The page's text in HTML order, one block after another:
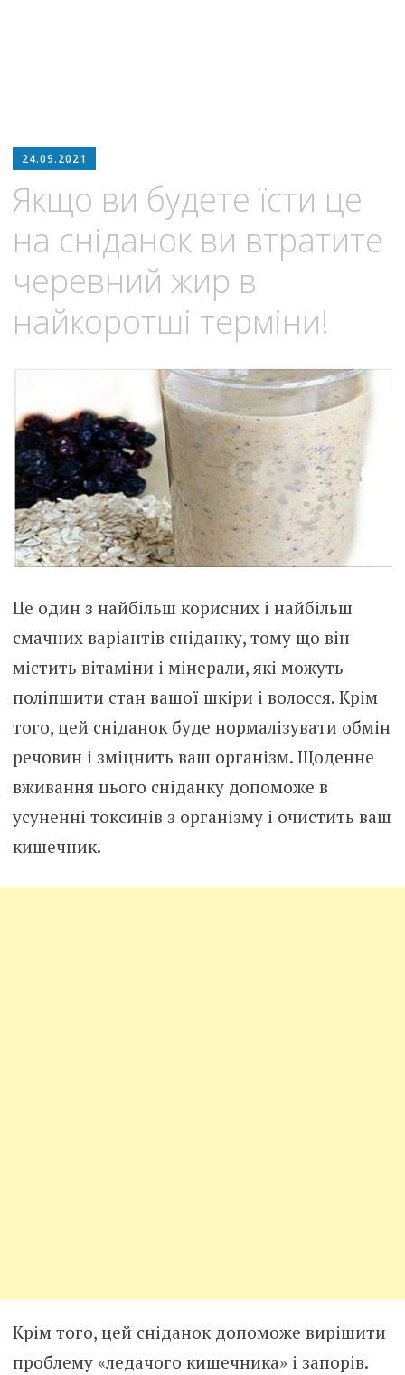
24.09.2021
Якщо ви будете їсти це
на сніданок ви втратите
черевний жир в
найкоротші терміни!
Це один з найбільш корисних і найбільш
смачних варіантів сніданку, тому що він
містить вітаміни і мінерали, які можуть
поліпшити стан вашої шкіри і волосся. Крім
того, цей сніданок буде нормалізувати обмін
речовин і зміцнить ваш організм. Щоденне
вживання цього сніданку допоможе в
усуненні токсинів з організму і очистить ваш
кишечник.
Крім того, цей сніданок допоможе вирішити
проблему «ледачого кишечника» і запорів.